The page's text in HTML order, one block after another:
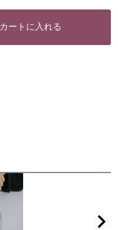
カートに入れる